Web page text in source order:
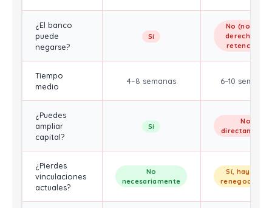
¿El banco
puede
negarse?
Sí
No (no hay
derecho de
retención)
Tiempo
medio
4–8 semanas 6–10 semanas
¿Puedes
ampliar
capital?
Sí
No
directamente
¿Pierdes
vinculaciones
actuales?
No
necesariamente
Sí, hay que
renegociarlas